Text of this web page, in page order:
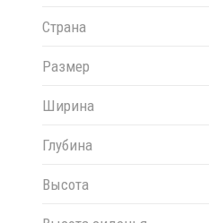
Страна
Размер
Ширина
Глубина
Высота